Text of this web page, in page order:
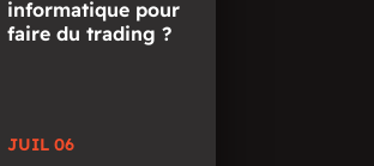
informatique pour
faire du trading ?
JUIL 06